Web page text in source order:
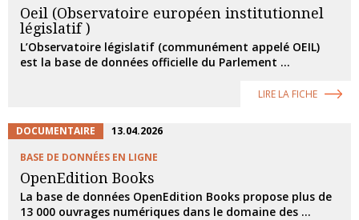
Oeil (Observatoire européen institutionnel
législatif )
L’Observatoire législatif (communément appelé OEIL)
est la base de données officielle du Parlement ...
LIRE LA FICHE
DOCUMENTAIRE
13.04.2026
BASE DE DONNÉES EN LIGNE
OpenEdition Books
La base de données OpenEdition Books propose plus de
13 000 ouvrages numériques dans le domaine des ...